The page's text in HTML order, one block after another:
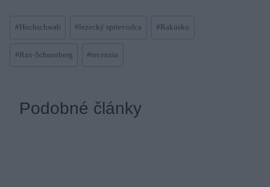
# Hochschwab # lezecký sprievodca # Rakúsko
# Rax-Schneeberg #recenzia
Podobné články